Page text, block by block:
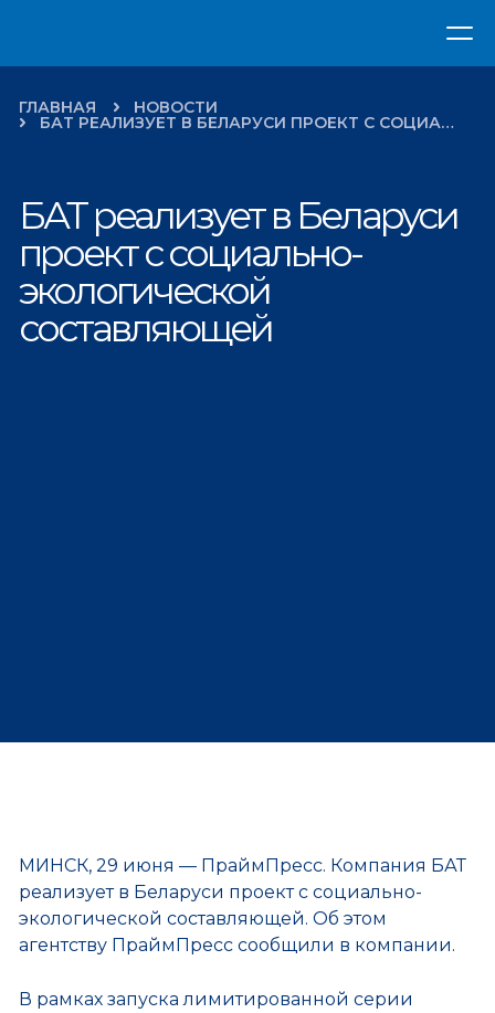
ГЛАВНАЯ НОВОСТИ
БАТ РЕАЛИЗУЕТ В БЕЛАРУСИ ПРОЕКТ С
БАТ реализует в Беларуси
проект с социально-
экологической
составляющей
МИНСК, 29 июня — ПраймПресс. Компания БАТ
реализует в Беларуси проект с социально-
экологической составляющей. Об этом
агентству ПраймПресс сообщили в компании.
В рамках запуска лимитированной серии